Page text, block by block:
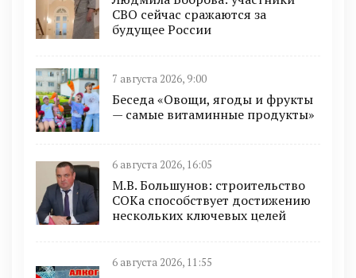
СВО сейчас сражаются за
будущее России
7 августа 2026, 9:00
Беседа «Овощи, ягоды и фрукты
— самые витаминные продукты»
6 августа 2026, 16:05
М.В. Большунов: строительство
СОКа способствует достижению
нескольких ключевых целей
6 августа 2026, 11:55